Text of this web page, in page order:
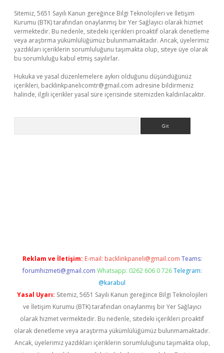
Sitemiz, 5651 Sayılı Kanun gereğince Bilgi Teknolojileri ve İletişim
Kurumu (BTK) tarafından onaylanmış bir Yer Sağlayıcı olarak hizmet
vermektedir. Bu nedenle, sitedeki içerikleri proaktif olarak denetleme
veya araştırma yükümlülüğümüz bulunmamaktadır. Ancak, üyelerimiz
yazdıkları içeriklerin sorumluluğunu taşımakta olup, siteye üye olarak
bu sorumluluğu kabul etmiş sayılırlar.
Hukuka ve yasal düzenlemelere aykırı olduğunu düşündüğünüz
içerikleri, backlinkpanelicomtr@gmail.com adresine bildirmeniz
halinde, ilgili içerikler yasal süre içerisinde sitemizden kaldırılacaktır.
Reklam ve İletişim: E-mail: backlinkpaneli@gmail.com Teams:
forumhizmeti@gmail.com Whatsapp: 0262 606 0 726 Telegram:
@karabul
Yasal Uyarı: Sitemiz, 5651 Sayılı Kanun gereğince Bilgi Teknolojileri
ve İletişim Kurumu (BTK) tarafından onaylanmış bir Yer Sağlayıcı
olarak hizmet vermektedir. Bu nedenle, sitedeki içerikleri proaktif
olarak denetleme veya araştırma yükümlülüğümüz bulunmamaktadır.
Ancak, üyelerimiz yazdıkları içeriklerin sorumluluğunu taşımakta olup,